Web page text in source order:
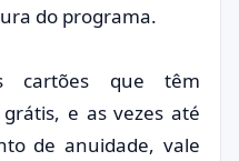
do programa.
cartões que têm
e as vezes até
de anuidade, vale